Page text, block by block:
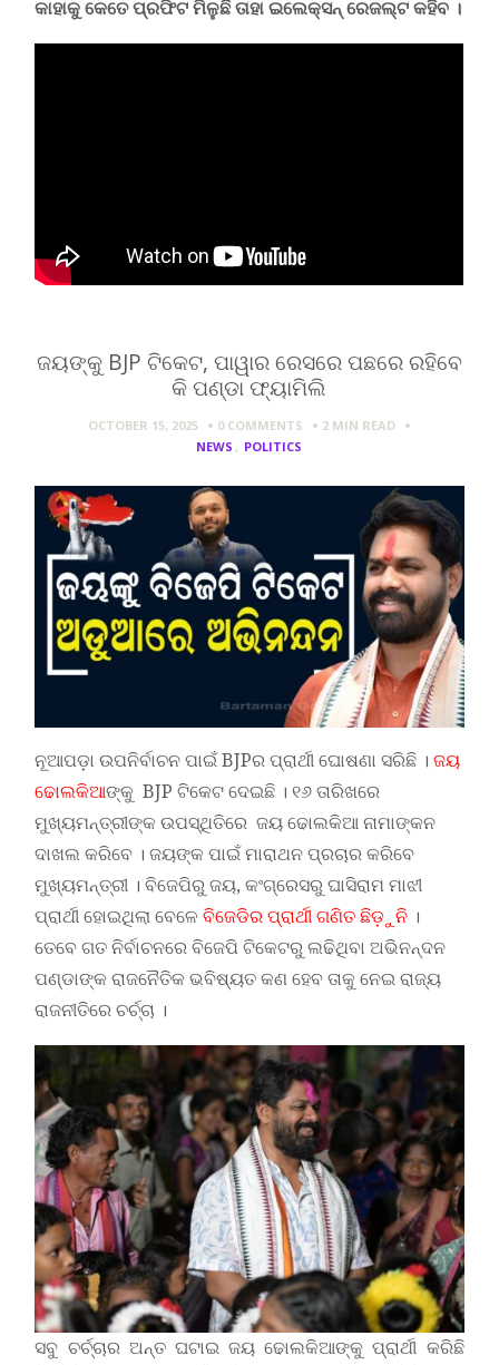
କାହାକୁ କେତେ ପ୍ରଫିଟ ମିଳୁଛି ତାହା ଇଲେକ୍ସନ୍ ରେଜଲ୍ଟ କହିବ ।
ଜୟଙ୍କୁ BJP ଟିକେଟ, ପାୱାର ରେସରେ ପଛରେ ରହିବେ
କି ପଣ୍ଡା ଫ୍ୟାମିଲି
OCTOBER 15, 2025 0 COMMENTS 2 MIN READ
NEWS , POLITICS
ନୂଆପଡ଼ା ଉପନିର୍ବାଚନ ପାଇଁ BJPର ପ୍ରାର୍ଥୀ ଘୋଷଣା ସରିଛି ।ଜୟ
ଢୋଲକିଆଙ୍କୁ BJP ଟିକେଟ ଦେଇଛି । ୧୬ ତାରିଖରେ
ମୁଖ୍ୟମନ୍ତ୍ରୀଙ୍କ ଉପସ୍ଥିତିରେ ଜୟ ଢୋଲକିଆ ନାମାଙ୍କନ
ଦାଖଲ କରିବେ । ଜୟଙ୍କ ପାଇଁ ମାରାଥନ ପ୍ରଚାର କରିବେ
ମୁଖ୍ୟମନ୍ତ୍ରୀ । ବିଜେପିରୁ ଜୟ, କଂଗ୍ରେସରୁ ଘାସିରାମ ମାଝୀ
ପ୍ରାର୍ଥୀ ହୋଇଥିଲା ବେଳେବିଜେଡିର ପ୍ରାର୍ଥୀ ଗଣିତ ଛିଡ଼ୁନି ।
ତେବେ ଗତ ନିର୍ବାଚନରେ ବିଜେପି ଟିକେଟରୁ ଲଢିଥିବା ଅଭିନନ୍ଦନ
ପଣ୍ଡାଙ୍କ ରାଜନୈତିକ ଭବିଷ୍ୟତ କଣ ହେବ ତାକୁ ନେଇ ରାଜ୍ୟ
ରାଜନୀତିରେ ଚର୍ଚ୍ଚା ।
ସବୁ ଚର୍ଚ୍ଚାର ଅନ୍ତ ଘଟାଇ ଜୟ ଢୋଲକିଆଙ୍କୁ ପ୍ରାର୍ଥୀ କରିଛି